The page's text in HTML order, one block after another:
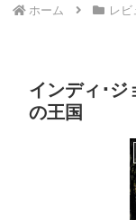
ホーム レビ
インディ･ジ
の王国